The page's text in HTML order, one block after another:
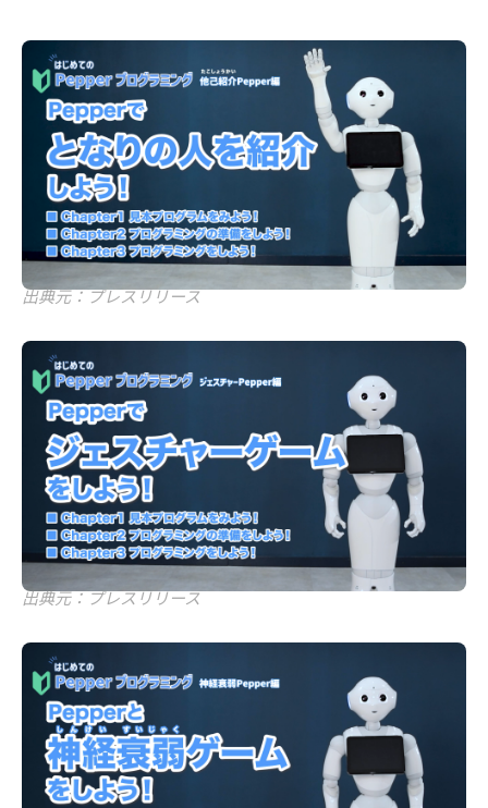
出典元：プレスリリース
出典元：プレスリリース